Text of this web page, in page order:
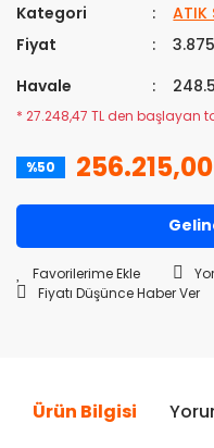
Kategori
ATIK
Fiyat
Havale
* 27.248,47 TL den başlayan
%50
Fiyatı Düşünce Haber Ver
Ürün Bilgisi